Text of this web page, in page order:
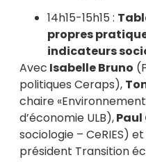
14h15-15h15 :
propres
indicateurs
Avec Isabelle Bruno
politiques Ceraps),
chaire
d’économie ULB),Paul
sociologie – CeRIES) et
président Transition